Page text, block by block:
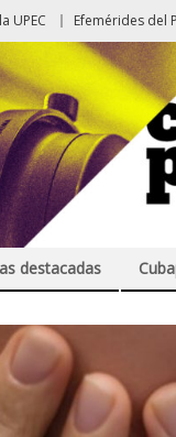
UPEC Efemérides del
destacadas